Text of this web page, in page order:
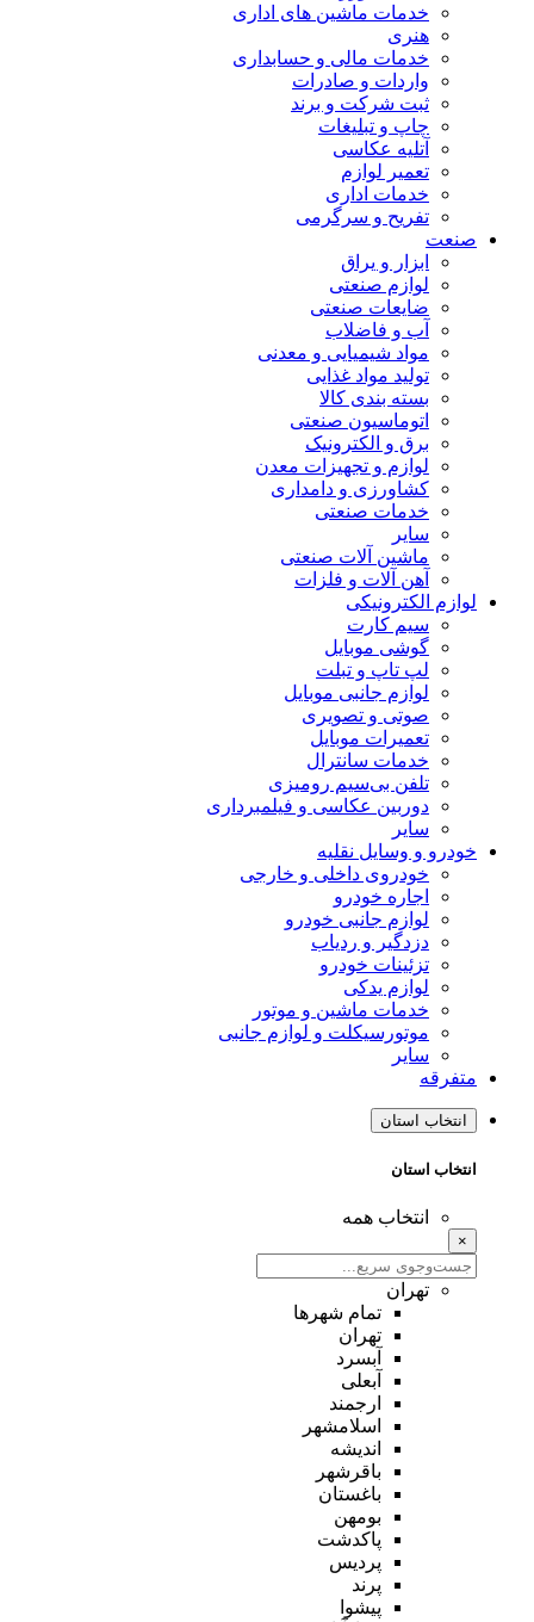
خدمات ماشین های اداری
هنری
خدمات مالی و حسابداری
واردات و صادرات
ثبت شرکت و برند
چاپ و تبلیغات
آتلیه عکاسی
تعمیر لوازم
خدمات اداری
تفریح و سرگرمی
صنعت
ابزار و یراق
لوازم صنعتی
ضایعات صنعتی
آب و فاضلاب
مواد شیمیایی و معدنی
تولید مواد غذایی
بسته بندی کالا
اتوماسیون صنعتی
برق و الکترونیک
لوازم و تجهیزات معدن
کشاورزی و دامداری
خدمات صنعتی
سایر
ماشین آلات صنعتی
آهن آلات و فلزات
لوازم الکترونیکی
سیم کارت
گوشی موبایل
لپ تاپ و تبلت
لوازم جانبی موبایل
صوتی و تصویری
تعمیرات موبایل
خدمات سانترال
تلفن بی‌سیم رومیزی
دوربین عکاسی و فیلمبرداری
سایر
خودرو و وسایل نقلیه
خودروی داخلی و خارجی
اجاره خودرو
لوازم جانبی خودرو
دزدگیر و ردیاب
تزئینات خودرو
لوازم یدکی
خدمات ماشین و موتور
موتورسیکلت و لوازم جانبی
سایر
متفرقه
انتخاب استان
انتخاب استان
انتخاب همه
×
تهران
تمام شهر‌ها
تهران
آبسرد
آبعلی
ارجمند
اسلامشهر
اندیشه
باقرشهر
باغستان
بومهن
پاکدشت
پردیس
پرند
پیشوا